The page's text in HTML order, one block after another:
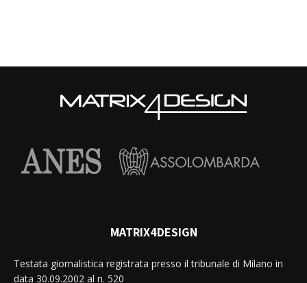
MATRIX4DESIGN
Testata giornalistica registrata presso il tribunale di Milano in
data 30.09.2002 al n. 520